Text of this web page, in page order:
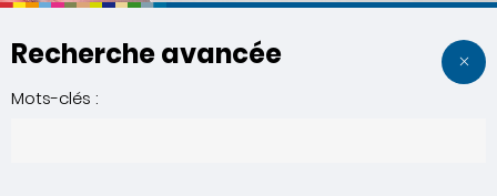
Recherche avancée
Mots-clés :